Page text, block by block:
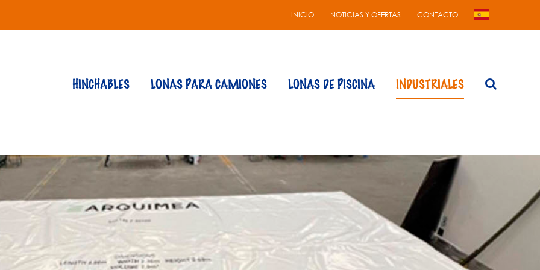
INICIO NOTICIAS Y OFERTAS CONTACTO
HINCHABLES LONAS PARA CAMIONES LONAS DE PISCINA INDUSTRIALES